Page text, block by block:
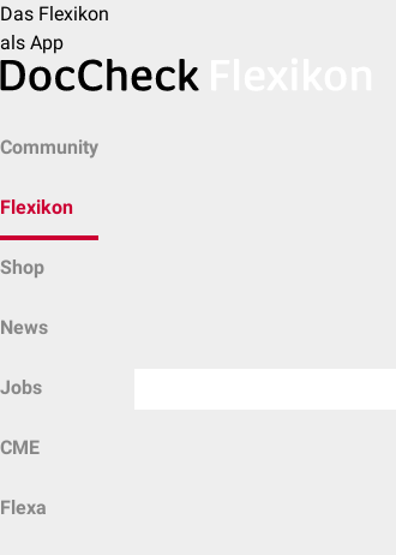
Das Flexikon
als App
Community
Flexikon
Shop
News
Jobs
CME
Flexa